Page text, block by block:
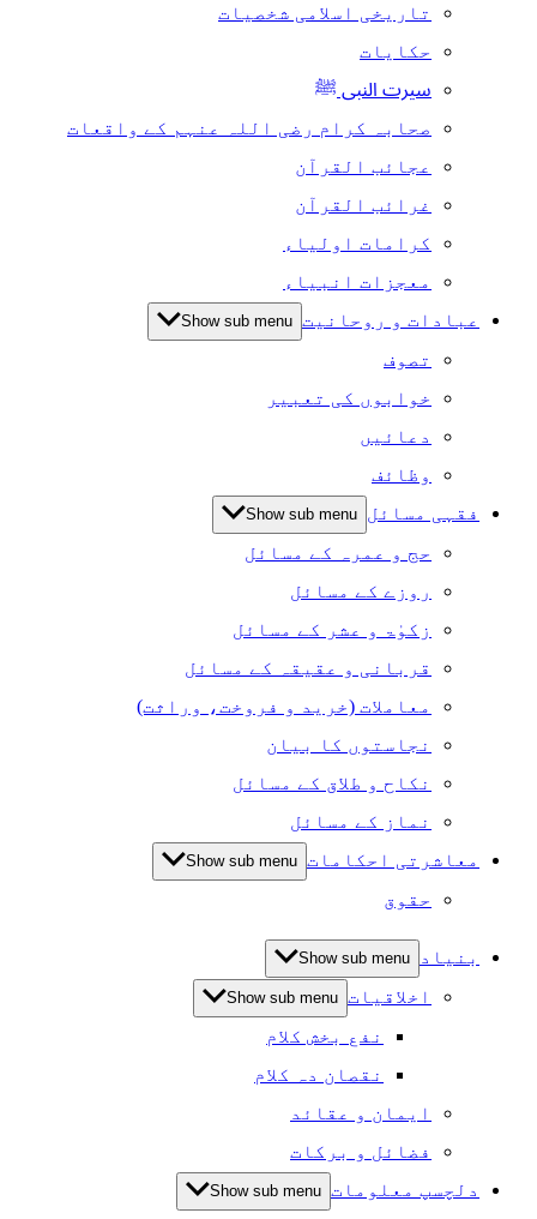
تاریخی اسلامی شخصیات
حکایات
سیرت النبی ﷺ
صحابہ کرام رضی اللہ عنہم کے واقعات
عجائب القرآن
غرائب القرآن
کرامات اولیاء
معجزات انبیاء
عبادات و روحانیت Show sub menu
تصوف
خوابوں کی تعبیر
دعائیں
وظائف
فقہی مسائل Show sub menu
حج و عمرہ کے مسائل
روزے کے مسائل
زکوٰۃ و عشر کے مسائل
قربانی و عقیقہ کے مسائل
معاملات (خرید و فروخت، وراثت)
نجاستوں کا بیان
نکاح و طلاق کے مسائل
نماز کے مسائل
معاشرتی احکامات Show sub menu
حقوق
بنیاد Show sub menu
اخلاقیات Show sub menu
نفع بخش کلام
نقصان دہ کلام
ایمان و عقائد
فضائل و برکات
دلچسپ معلومات Show sub menu